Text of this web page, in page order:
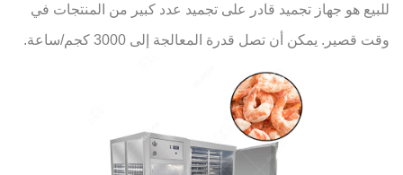
للبيع هو جهاز تجميد قادر على تجميد عدد كبير من المنتجات في
وقت قصير. يمكن أن تصل قدرة المعالجة إلى 3000 كجم/ساعة.